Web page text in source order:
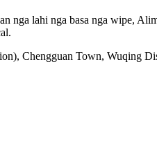
nga lahi nga basa nga wipe,
Chengguan Town, Wuqing